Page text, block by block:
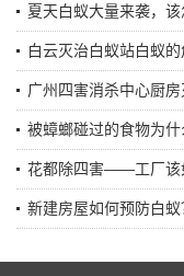
夏天白蚁大量来袭，该
白云灭治白蚁站白蚁
广州四害消杀中心厨
被蟑螂碰过的食物为
花都除四害——工厂该
新建房屋如何预防白蚁